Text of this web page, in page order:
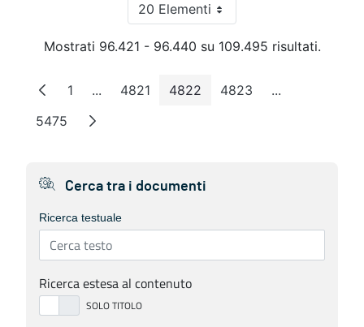
20 ElementiPer pagina
Mostrati 96.421 - 96.440 su 109.495 risultati.
Pagina
1 ...Pagine intermedie
Pagina
4821 Pagina
4822 Pagina
4823 ...Pagine
Pagina
5475
Cerca tra i documenti
Ricerca testuale
Ricerca estesa al contenuto